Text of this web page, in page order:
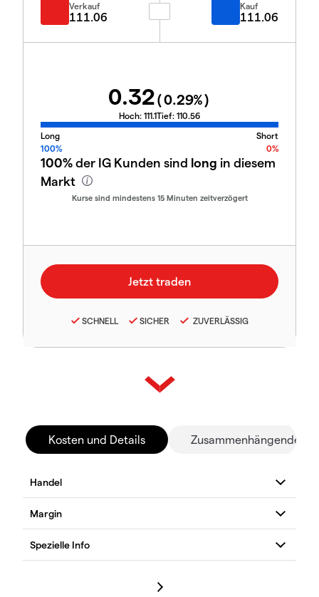
Verkauf
111.06
Kauf
111.06
0.32(0.29%)
Hoch: 111.1Tief: 110.56
Long
Short
100%
0%
100%der IG Kunden sind long in diesem
Markt
Kurse sind mindestens 15 Minuten zeitverzögert
SCHNELL SICHER ZUVERLÄSSIG
Kosten und Details Zusammenhängende